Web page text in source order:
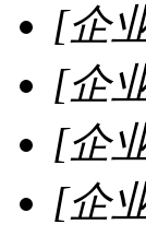
[企
[企
[企
[企